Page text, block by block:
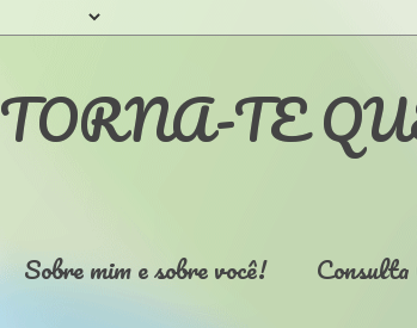
TORNA-TE
Sobre mim e sobre você!